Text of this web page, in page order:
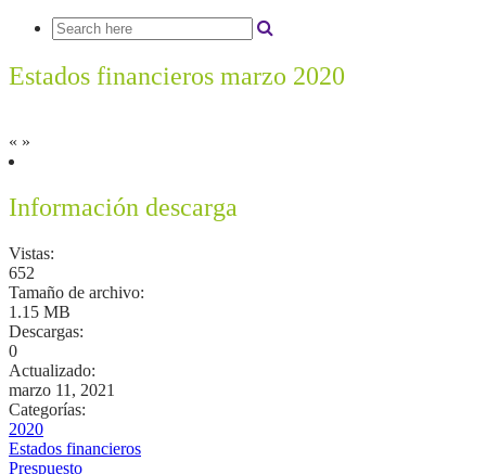
Estados financieros marzo 2020
« »
Información descarga
Vistas:
652
Tamaño de archivo:
1.15 MB
Descargas:
0
Actualizado:
marzo 11, 2021
Categorías:
2020
Estados financieros
Prespuesto